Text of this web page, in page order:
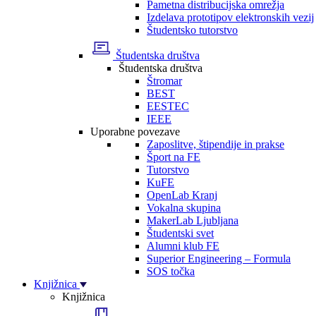
Pametna distribucijska omrežja
Izdelava prototipov elektronskih vezij
Študentsko tutorstvo
Študentska društva
Študentska društva
Štromar
BEST
EESTEC
IEEE
Uporabne povezave
Zaposlitve, štipendije in prakse
Šport na FE
Tutorstvo
KuFE
OpenLab Kranj
Vokalna skupina
MakerLab Ljubljana
Študentski svet
Alumni klub FE
Superior Engineering – Formula
SOS točka
Knjižnica
Knjižnica